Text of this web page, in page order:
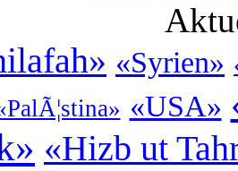
«Syrien»
«USA»
«Hizb ut